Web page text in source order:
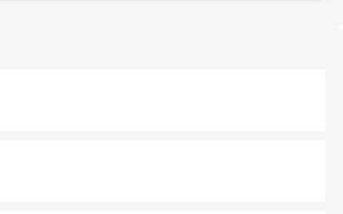
カーズは地元の風情を楽しめる外せないスポット